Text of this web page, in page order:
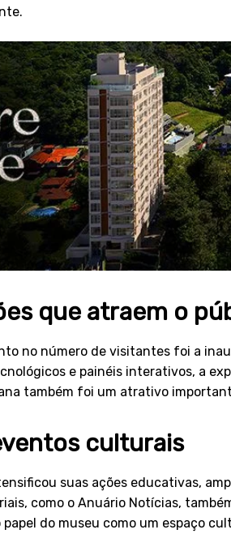
que atraem o
no número de visitantes foi a
e painéis interativos, a
também foi um atrativo
culturais
suas ações educativas,
como o Anuário Notícias,
do museu como um espaço